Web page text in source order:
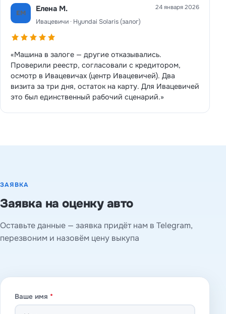
ЕМ Елена М.
Ивацевичи · Hyundai Solaris (залог)
24 января 2026
«Машина в залоге — другие отказывались.
Проверили реестр, согласовали с кредитором,
осмотр в Ивацевичах (центр Ивацевичей). Два
визита за три дня, остаток на карту. Для Ивацевичей
это был единственный рабочий сценарий.»
ЗАЯВКА
Заявка на оценку авто
Оставьте данные — заявка придёт нам в Telegram,
перезвоним и назовём цену выкупа
Ваше имя *